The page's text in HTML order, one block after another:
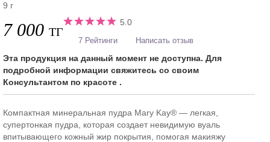
9 г
7 000 ТГ
5.0
7 Рейтинги Написать отзыв
Эта продукция на данный момент не доступна. Для
подробной информации свяжитесь со своим
Консультантом по красоте .
Компактная минеральная пудра Mary Kay® — легкая,
супертонкая пудра, которая создает невидимую вуаль
впитывающего кожный жир покрытия, помогая макияжу